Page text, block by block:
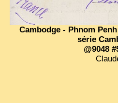
DON’T MISS
SWITCH TO FRENCH SITE
Cambodge - Phnom
série
@9048